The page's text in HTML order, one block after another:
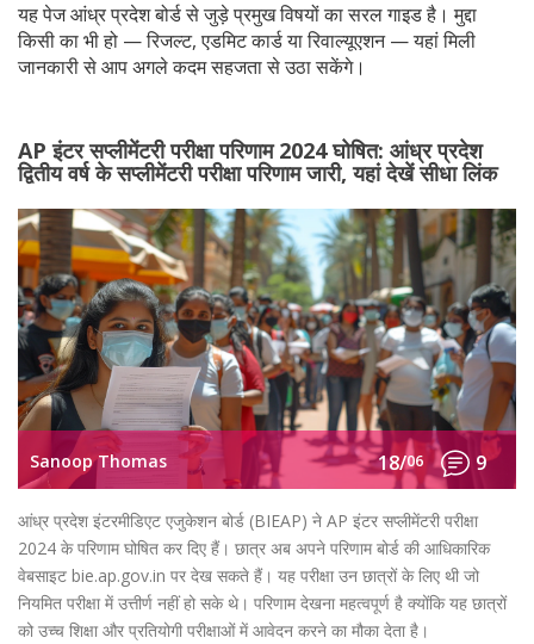
यह पेज आंध्र प्रदेश बोर्ड से जुड़े प्रमुख विषयों का सरल गाइड है। मुद्दा
किसी का भी हो — रिजल्ट, एडमिट कार्ड या रिवाल्यूएशन — यहां मिली
जानकारी से आप अगले कदम सहजता से उठा सकेंगे।
AP इंटर सप्लीमेंटरी परीक्षा परिणाम 2024 घोषित: आंध्र प्रदेश
द्वितीय वर्ष के सप्लीमेंटरी परीक्षा परिणाम जारी, यहां देखें सीधा लिंक
Sanoop Thomas 18/06 9
आंध्र प्रदेश इंटरमीडिएट एजुकेशन बोर्ड (BIEAP) ने AP इंटर सप्लीमेंटरी परीक्षा
2024 के परिणाम घोषित कर दिए हैं। छात्र अब अपने परिणाम बोर्ड की आधिकारिक
वेबसाइट bie.ap.gov.in पर देख सकते हैं। यह परीक्षा उन छात्रों के लिए थी जो
नियमित परीक्षा में उत्तीर्ण नहीं हो सके थे। परिणाम देखना महत्वपूर्ण है क्योंकि यह छात्रों
को उच्च शिक्षा और प्रतियोगी परीक्षाओं में आवेदन करने का मौका देता है।